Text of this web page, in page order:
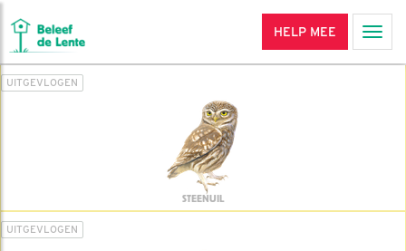
HELP MEE
UITGEVLOGEN
STEENUIL
UITGEVLOGEN